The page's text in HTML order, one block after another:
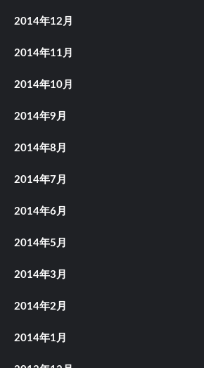
2014年12月
2014年11月
2014年10月
2014年9月
2014年8月
2014年7月
2014年6月
2014年5月
2014年3月
2014年2月
2014年1月